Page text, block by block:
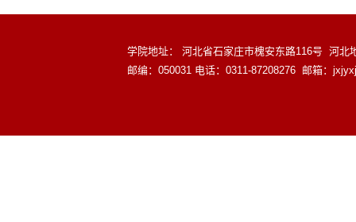
学院地址： 河北省石家庄市槐安东路116号 河北地质大
邮编：050031 电话：0311-87208276 邮箱：